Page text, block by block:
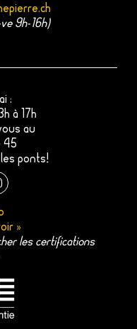
9h-16h)
:
à 17h
au
45
ponts!
m
»
les certifications